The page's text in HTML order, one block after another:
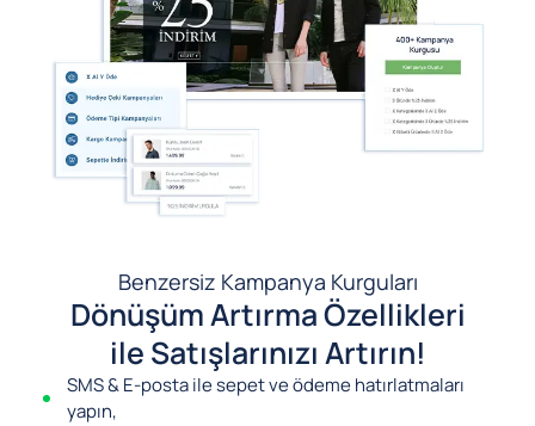
Benzersiz Kampanya Kurguları
Dönüşüm Artırma Özellikleri
ile Satışlarınızı Artırın!
SMS & E-posta ile sepet ve ödeme hatırlatmaları
yapın,